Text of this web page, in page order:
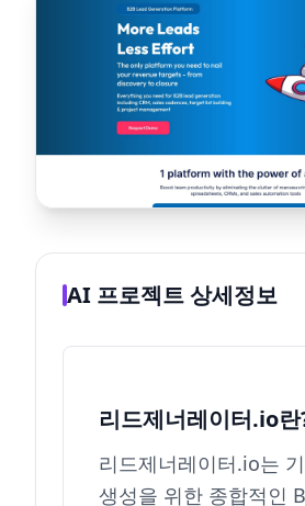
AI 프로젝트 상세정보
리드제너레이터.io란
리드제너레이터.io는
생성을 위한 종합적인